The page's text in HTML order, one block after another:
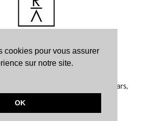
cookies pour vous assurer
sur notre site.
OK
Events | 162 Chemin des Velars,
74400 Chamonix-Mont-Blanc